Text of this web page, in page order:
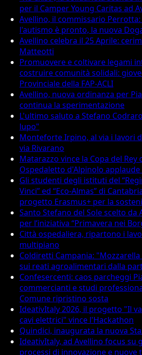
per il Camper Young Caritas ad
Avellino, il commissario
l'autismo è pronto, la nuova
Avellino celebra il 25 Aprile:
Matteotti
Promuovere e coltivare legami
costruire comunità solidali:
Provinciale della FAP-ACLI
Avellino, nuova ordinanza per
continua la sperimentazione
L'ultimo saluto a Stefano
lupo"
Monteforte Irpino, al via i lavori
via Rivarano
Matarazzo vince la Copa del Rey
Ospedaletto d'Alpinolo applaude
Gli studenti degli istituti del
Vinci” ed “Eco-Almas” di
progetto Erasmus+ per la
Santo Stefano del Sole scelto da
per l’iniziativa “Primavera nei
Città ospedaliera, ripartono i
multipiano
Coldiretti Campania:
sui reati agroalimentari dalla
Confesercenti: caos parcheggi
commercianti e studi
Comune ripristino sosta
IdeativItaly 2026, il progetto "Il
cavi elettrici" vince l'Hackathon
Quindici, inaugurata la nuova
IdeativItaly, ad Avellino focus su
processi di innovazione e nuove